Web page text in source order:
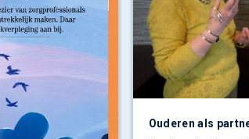
Ouderen als